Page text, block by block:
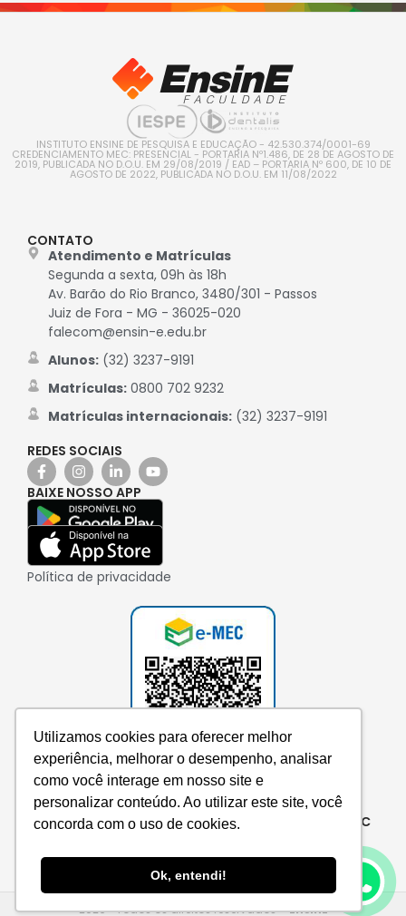
Utilizamos cookies para oferecer melhor
experiência, melhorar o desempenho, analisar
como você interage em nosso site e
personalizar conteúdo. Ao utilizar este site, você
concorda com o uso de cookies.
Ok, entendi!
INSTITUTO ENSINE DE PESQUISA E EDUCAÇÃO - 42.530.374/0001-69
CREDENCIAMENTO MEC: PRESENCIAL - PORTARIA Nº1.486, DE 28 DE AGOSTO DE
2019, PUBLICADA NO D.O.U. EM 29/08/2019 / EAD – PORTARIA Nº 600, DE 10 DE
AGOSTO DE 2022, PUBLICADA NO D.O.U. EM 11/08/2022
CONTATO
Atendimento e Matrículas
Segunda a sexta, 09h às 18h
Av. Barão do Rio Branco, 3480/301 - Passos
Juiz de Fora - MG - 36025-020
falecom@ensin-e.edu.br
Alunos:(32) 3237-9191
Matrículas:0800 702 9232
Matrículas internacionais:(32) 3237-9191
REDES SOCIAIS
BAIXE NOSSO APP
Política de privacidade
Consulte aqui o cadastro da instituição no e-MEC
2026 • Todos os direitos reservados –EnsinE